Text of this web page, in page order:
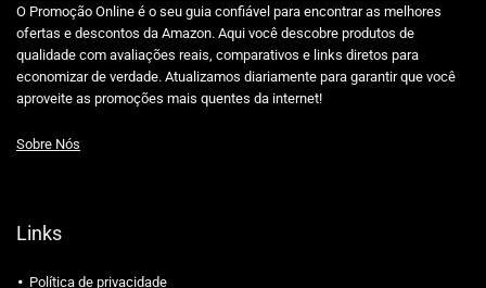
O Promoção Online é o seu guia confiável para encontrar as melhores
ofertas e descontos da Amazon. Aqui você descobre produtos de
qualidade com avaliações reais, comparativos e links diretos para
economizar de verdade. Atualizamos diariamente para garantir que você
aproveite as promoções mais quentes da internet!
Sobre Nós
Links
Política de privacidade